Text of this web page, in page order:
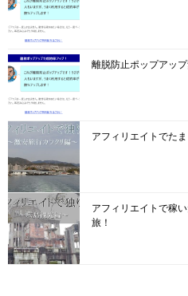
離脱防止ポップアップ
アフィリエイトでた
アフィリエイトで稼
旅！